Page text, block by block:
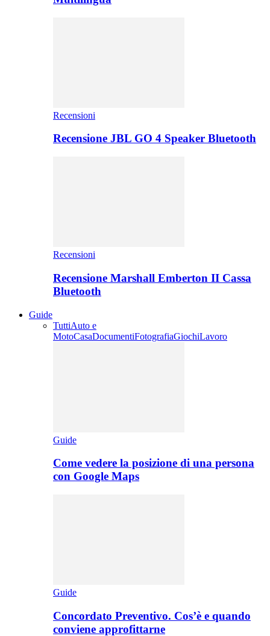
Recensioni
Recensione JBL GO 4 Speaker Bluetooth
Recensioni
Recensione Marshall Emberton II Cassa
Bluetooth
Guide
TuttiAuto e
MotoCasaDocumentiFotografiaGiochiLavoro
Guide
Come vedere la posizione di una persona
con Google Maps
Guide
Concordato Preventivo. Cos’è e quando
conviene approfittarne